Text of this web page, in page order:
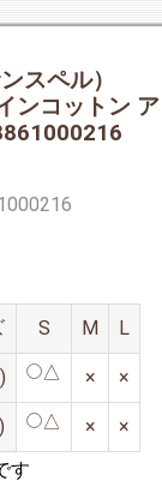
スペル）
ンコットン
S M L
△ × ×
△ ×
×
す